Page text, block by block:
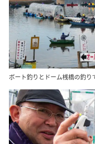
ボート釣りとドーム桟橋の釣